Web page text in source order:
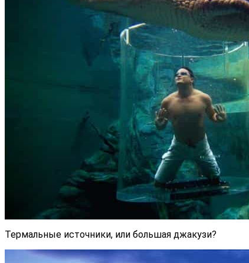
Термальные источники, или большая джакузи?